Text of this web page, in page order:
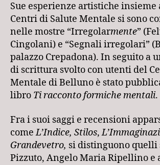
Sue esperienze artistiche
Centri di Salute Mentale si sono
nelle mostre “Irregolarmente”
Cingolani) e “Segnali irregolari”
palazzo Crepadona). In seguito a
di scrittura svolto con utenti del
Mentale di Belluno è stato
libro Ti racconto formiche mentali.
Fra i suoi saggi e recensioni
comeL’Indice, Stilos,
Grandevetro, si distinguono quelli
Pizzuto, Angelo Maria Ripellino